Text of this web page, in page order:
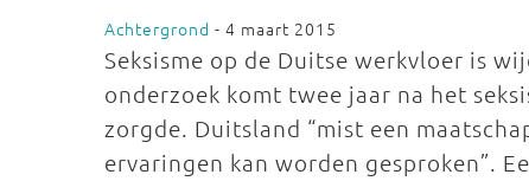
Achtergrond - 4 maart 2015
Seksisme op de Duitse werkvloer is
onderzoek komt twee jaar na het
zorgde. Duitsland “mist een
ervaringen kan worden gesproken”.